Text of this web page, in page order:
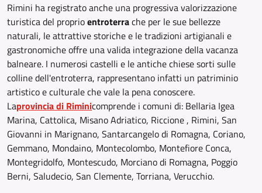
Rimini ha registrato anche una progressiva valorizzazione
turistica del proprioentroterrache per le sue bellezze
naturali, le attrattive storiche e le tradizioni artigianali e
gastronomiche offre una valida integrazione della vacanza
balneare. I numerosi castelli e le antiche chiese sorti sulle
colline dell'entroterra, rappresentano infatti un patriminio
artistico e culturale che vale la pena conoscere.
Laprovincia di Riminicomprende i comuni di: Bellaria Igea
Marina, Cattolica, Misano Adriatico, Riccione , Rimini, San
Giovanni in Marignano, Santarcangelo di Romagna, Coriano,
Gemmano, Mondaino, Montecolombo, Montefiore Conca,
Montegridolfo, Montescudo, Morciano di Romagna, Poggio
Berni, Saludecio, San Clemente, Torriana, Verucchio.